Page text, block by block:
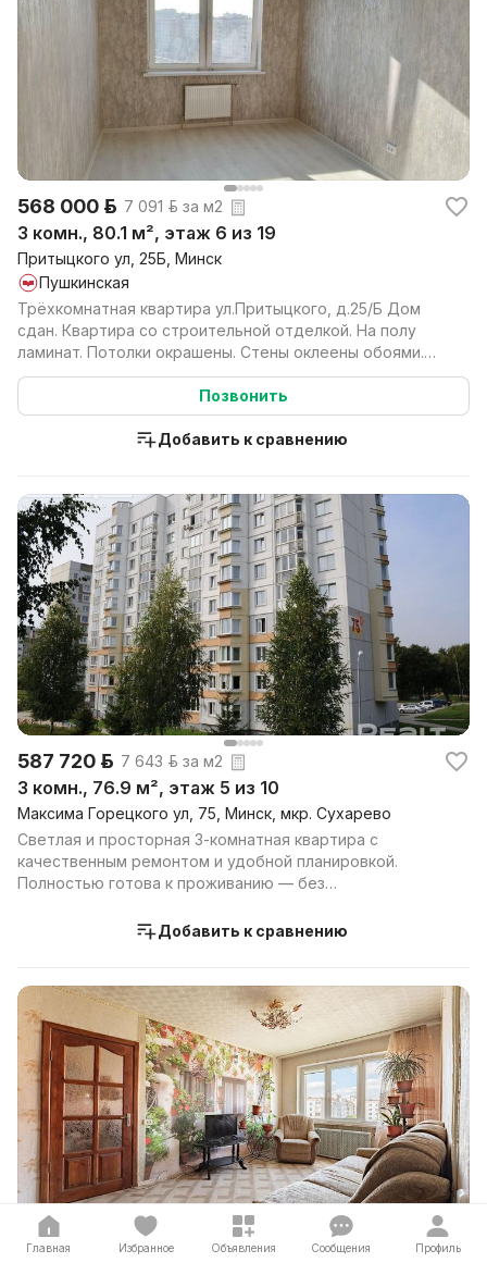
568 000 р. 7 091 р. за м2
3 комн., 80.1 м², этаж 6 из 19
Притыцкого ул, 25Б, Минск
Пушкинская
Трёхкомнатная квартира ул.Притыцкого, д.25/Б Дом
сдан. Квартира со строительной отделкой. На полу
ламинат. Потолки окрашены. Стены оклеены обоями.
Уст...
Позвонить
Добавить к сравнению
587 720 р. 7 643 р. за м2
3 комн., 76.9 м², этаж 5 из 10
Максима Горецкого ул, 75, Минск, мкр. Сухарево
Светлая и просторная 3-комнатная квартира с
качественным ремонтом и удобной планировкой.
Полностью готова к проживанию — без
Добавить к сравнению
350 000 р. 5 609 р. за м2
Главная Избранное Объявления Сообщения Профиль